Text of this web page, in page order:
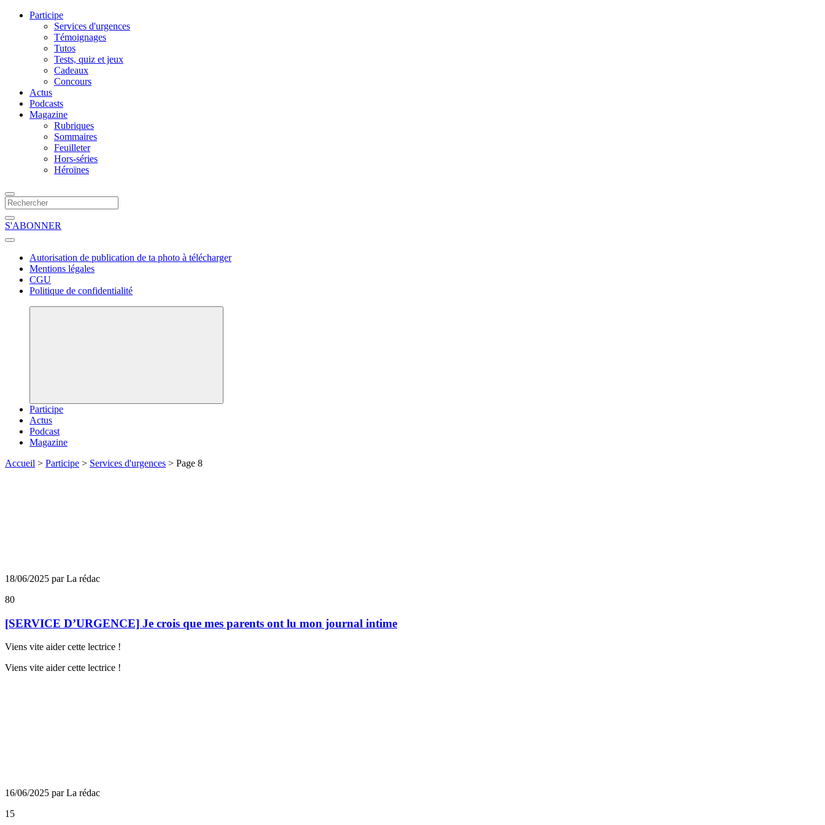
Participe
Services d'urgences
Témoignages
Tutos
Tests, quiz et jeux
Cadeaux
Concours
Actus
Podcasts
Magazine
Rubriques
Sommaires
Feuilleter
Hors-séries
Héroïnes
S'ABONNER
Autorisation de publication de ta photo à télécharger
Mentions légales
CGU
Politique de confidentialité
Participe
Actus
Podcast
Magazine
Accueil > Participe > Services d'urgences > Page 8
18/06/2025 par La rédac
80
[SERVICE D’URGENCE] Je crois que mes parents ont lu mon journal intime
Viens vite aider cette lectrice !
Viens vite aider cette lectrice !
16/06/2025 par La rédac
15